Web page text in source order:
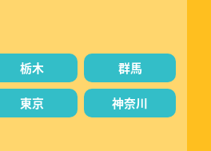
栃木 群馬
東京 神奈川